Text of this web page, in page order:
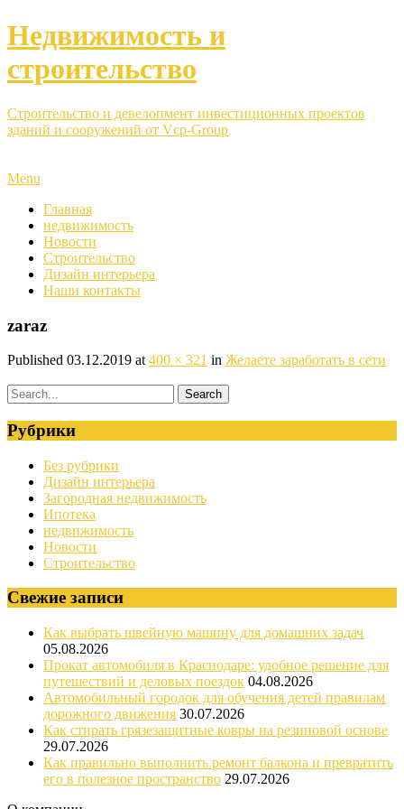
Недвижимость и
строительство
Строительство и девелопмент инвестиционных проектов
зданий и сооружений от Vcp-Group
Menu
Главная
недвижимость
Новости
Строительство
Дизайн интерьера
Наши контакты
zaraz
Published 03.12.2019 at 400 × 321 in Желаете заработать в сети
Рубрики
Без рубрики
Дизайн интерьера
Загородная недвижимость
Ипотека
недвижимость
Новости
Строительство
Свежие записи
Как выбрать швейную машину для домашних задач
05.08.2026
Прокат автомобиля в Краснодаре: удобное решение для
путешествий и деловых поездок 04.08.2026
Автомобильный городок для обучения детей правилам
дорожного движения 30.07.2026
Как стирать грязезащитные ковры на резиновой основе
29.07.2026
Как правильно выполнить ремонт балкона и превратить
его в полезное пространство 29.07.2026